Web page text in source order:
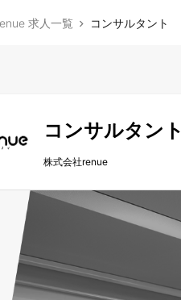
求人一覧 コンサルタント
コンサルタント
株式会社renue